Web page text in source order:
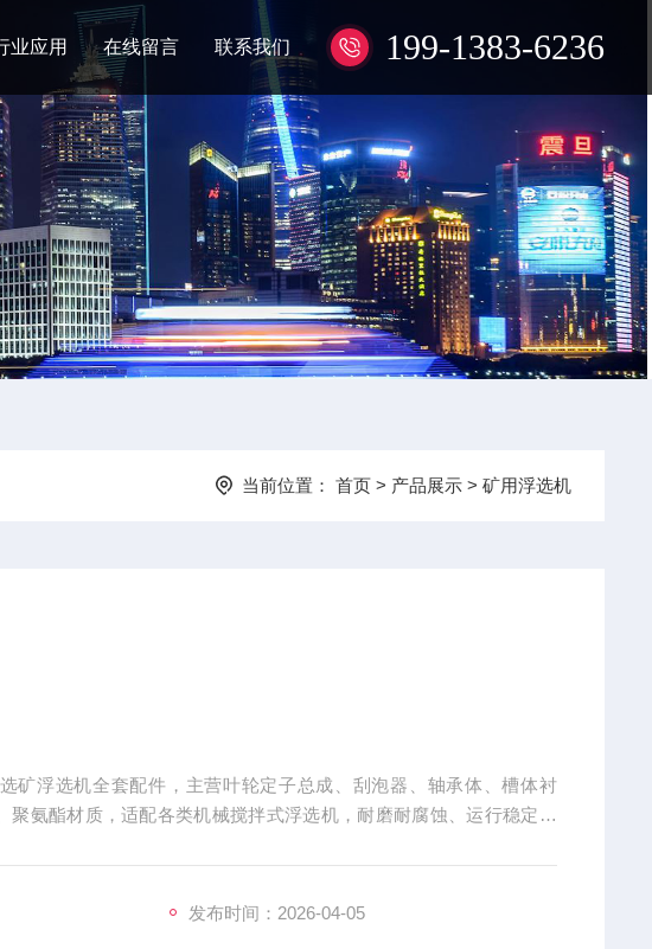
199-1383-6236
业应用 在线留言 联系我们
当前位置： 首页> 产品展示> 矿用浮选机
矿浮选机全套配件，主营叶轮定子总成、刮泡器、轴承体、槽体衬
聚氨酯材质，适配各类机械搅拌式浮选机，耐磨耐腐蚀、运行稳定，
发布时间：2026-04-05